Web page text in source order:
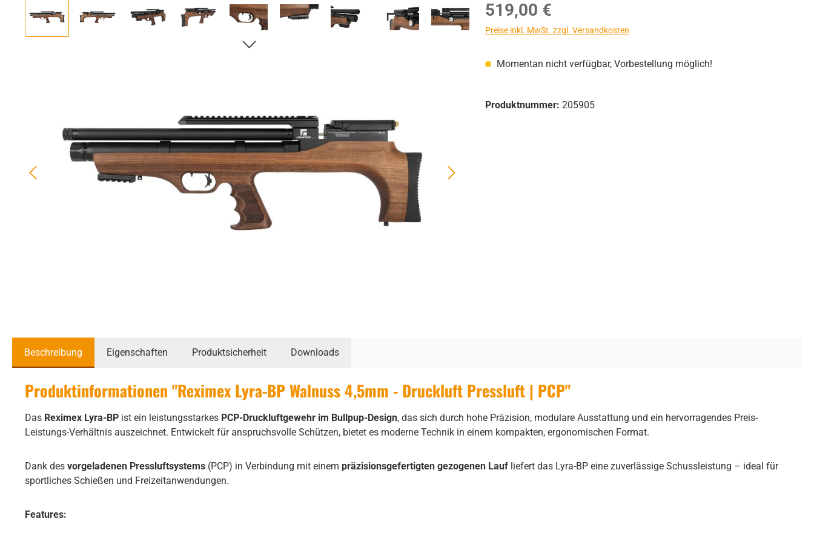
Regulärer Preis:
519,00 €
Preise inkl. MwSt. zzgl. Versandkosten
Momentan nicht verfügbar, Vorbestellung möglich!
Produktnummer: 205905
Beschreibung Eigenschaften Produktsicherheit Downloads
Produktinformationen "Reximex Lyra-BP Walnuss 4,5mm - Druckluft Pressluft | PCP"
Das Reximex Lyra-BP ist ein leistungsstarkes PCP-Druckluftgewehr im Bullpup-Design, das sich durch hohe Präzision, modulare Ausstattung und ein hervorragendes Preis-
Leistungs-Verhältnis auszeichnet. Entwickelt für anspruchsvolle Schützen, bietet es moderne Technik in einem kompakten, ergonomischen Format.
Dank des vorgeladenen Pressluftsystems (PCP) in Verbindung mit einem präzisionsgefertigten gezogenen Lauf liefert das Lyra-BP eine zuverlässige Schussleistung – ideal für
sportliches Schießen und Freizeitanwendungen.
Features: